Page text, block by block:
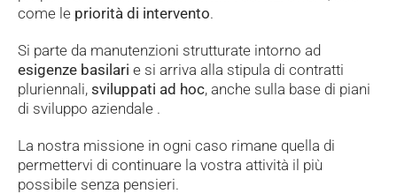
come le priorità di intervento.
Si parte da manutenzioni strutturate intorno ad
esigenze basilari e si arriva alla stipula di contratti
pluriennali, sviluppati ad hoc, anche sulla base di piani
di sviluppo aziendale .
La nostra missione in ogni caso rimane quella di
permettervi di continuare la vostra attività il più
possibile senza pensieri.